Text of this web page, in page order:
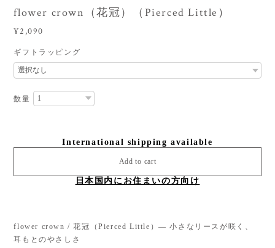
flower crown（花冠）（Pierced Little）
¥2,090
ギフトラッピング
数量
International shipping available
Add to cart
日本国内にお住まいの方向け
flower crown / 花冠（Pierced Little）— 小さなリースが咲く、
耳もとのやさしさ